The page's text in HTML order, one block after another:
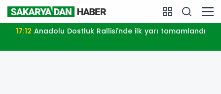
17:12 Anadolu Dostluk Rallisi'nde ilk yarı tamamlandı